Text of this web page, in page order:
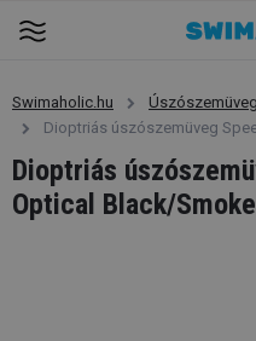
Swimaholic.hu
Dioptriás úszószemüveg
Dioptriás
Optical Black/Smoke